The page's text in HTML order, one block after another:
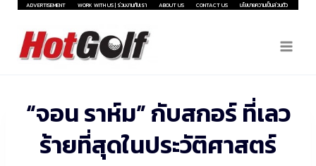
Skip
content
ADVERTISEMENT WORK WITH US | ร่วมงานกับเรา ABOUT US CONTACT US นโยบายความเป็นส่วนตัว
“จอน ราห์ม” กับสกอร์ ที่เลว
ร้ายที่สุดในประวัติศาสตร์